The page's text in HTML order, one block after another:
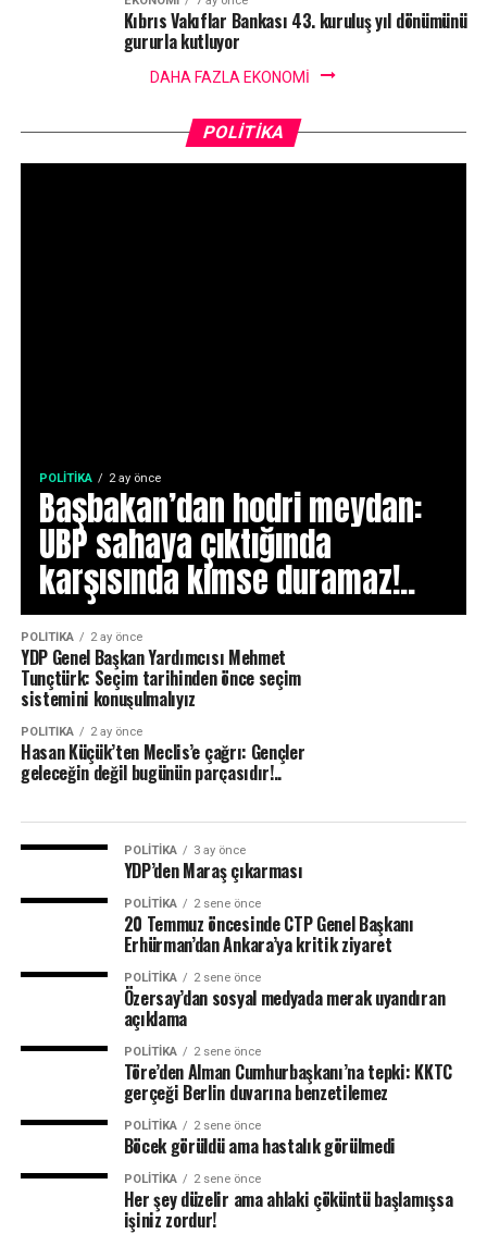
Kıbrıs Vakıflar Bankası 43. kuruluş yıl dönümünü
gururla kutluyor
DAHA FAZLA EKONOMI
POLITIKA
POLITIKA 2 ay önce
Başbakan’dan hodri meydan:
UBP sahaya çıktığında
karşısında kimse duramaz!..
POLITIKA 2 ay önce
YDP Genel Başkan Yardımcısı Mehmet
Tunçtürk: Seçim tarihinden önce seçim
sistemini konuşulmalıyız
POLITIKA 2 ay önce
Hasan Küçük’ten Meclis’e çağrı: Gençler
geleceğin değil bugünün parçasıdır!..
POLITIKA 3 ay önce
YDP’den Maraş çıkarması
POLITIKA 2 sene önce
20 Temmuz öncesinde CTP Genel Başkanı
Erhürman’dan Ankara’ya kritik ziyaret
POLITIKA 2 sene önce
Özersay’dan sosyal medyada merak uyandıran
açıklama
POLITIKA 2 sene önce
Töre’den Alman Cumhurbaşkanı’na tepki: KKTC
gerçeği Berlin duvarına benzetilemez
POLITIKA 2 sene önce
Böcek görüldü ama hastalık görülmedi
POLITIKA 2 sene önce
Her şey düzelir ama ahlaki çöküntü başlamışsa
işiniz zordur!